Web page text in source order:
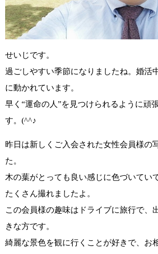
せいじです。
過ごしやすい季節になりましたね。婚活
に動かれています。
早く“運命の人”を見つけられるように頑
す。 (^^♪
昨日は新しくご入会された女性会員様の
た。
木の葉がとっても良い感じに色づいてい
たくさん撮れましたよ。
この会員様の趣味はドライブに旅行で、
きな方です。
綺麗な景色を観に行くことが好きで、お